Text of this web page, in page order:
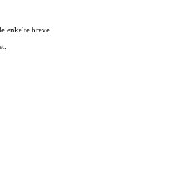
enkelte breve.